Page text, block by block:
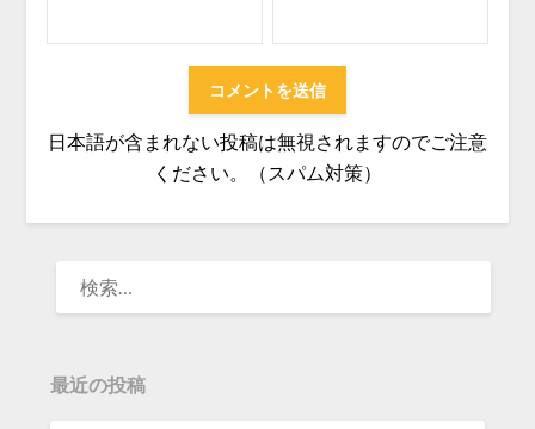
日本語が含まれない投稿は無視されますのでご注意
ください。（スパム対策）
最近の投稿